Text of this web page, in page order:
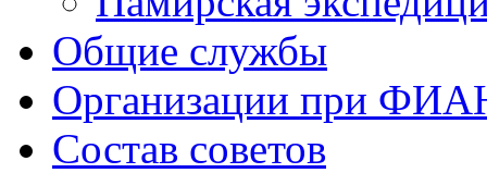
Общие службы
Организации при
Состав советов